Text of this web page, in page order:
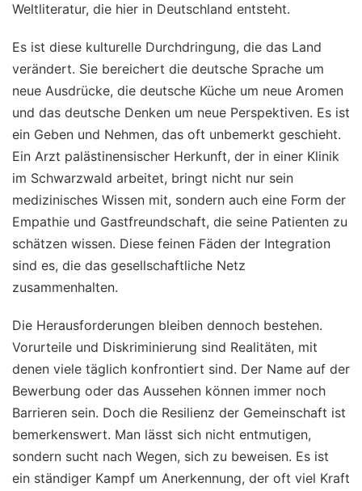
Weltliteratur, die hier in Deutschland entsteht.
Es ist diese kulturelle Durchdringung, die das Land
verändert. Sie bereichert die deutsche Sprache um
neue Ausdrücke, die deutsche Küche um neue Aromen
und das deutsche Denken um neue Perspektiven. Es ist
ein Geben und Nehmen, das oft unbemerkt geschieht.
Ein Arzt palästinensischer Herkunft, der in einer Klinik
im Schwarzwald arbeitet, bringt nicht nur sein
medizinisches Wissen mit, sondern auch eine Form der
Empathie und Gastfreundschaft, die seine Patienten zu
schätzen wissen. Diese feinen Fäden der Integration
sind es, die das gesellschaftliche Netz
zusammenhalten.
Die Herausforderungen bleiben dennoch bestehen.
Vorurteile und Diskriminierung sind Realitäten, mit
denen viele täglich konfrontiert sind. Der Name auf der
Bewerbung oder das Aussehen können immer noch
Barrieren sein. Doch die Resilienz der Gemeinschaft ist
bemerkenswert. Man lässt sich nicht entmutigen,
sondern sucht nach Wegen, sich zu beweisen. Es ist
ein ständiger Kampf um Anerkennung, der oft viel Kraft